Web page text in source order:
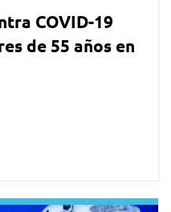
COVID-19
de 55 años en